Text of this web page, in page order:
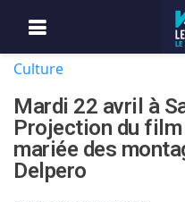
Culture
Mardi 22 avril à
Projection du
mariée des
Delpero